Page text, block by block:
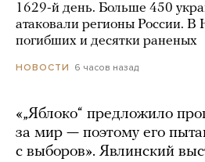
1629-й день. Больше 450
атаковали регионы России.
погибших и десятки раненых
НОВОСТИ 6 часов назад
«„Яблоко“ предложило
за мир — поэтому его
с выборов». Явлинский